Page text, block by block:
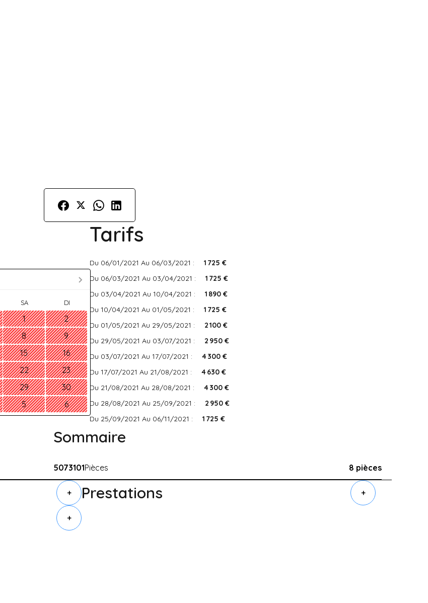
SA DI
1
2
8
9
15
16
22
23
29
30
5 6
Tarifs
Du 06/01/2021 Au 06/03/2021 :
1 725 €
Du 06/03/2021 Au 03/04/2021 :
1 725 €
Du 03/04/2021 Au 10/04/2021 :
1 890 €
Du 10/04/2021 Au 01/05/2021 :
1 725 €
Du 01/05/2021 Au 29/05/2021 :
2 100 €
Du 29/05/2021 Au 03/07/2021 :
2 950 €
Du 03/07/2021 Au 17/07/2021 :
4 300 €
Du 17/07/2021 Au 21/08/2021 :
4 630 €
Du 21/08/2021 Au 28/08/2021 :
4 300 €
Du 28/08/2021 Au 25/09/2021 :
2 950 €
Du 25/09/2021 Au 06/11/2021 :
1 725 €
Sommaire
5073101Pièces 8 pièces
+ Prestations +
+